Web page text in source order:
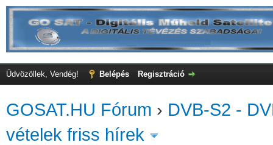
Üdvözöllek, Vendég! Belépés Regisztráció
GOSAT.HU Fórum › DVB-S2 -
vételek friss hírek